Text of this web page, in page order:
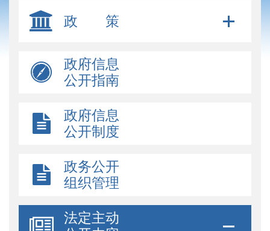
政 策
政府信息
公开指南
政府信息
公开制度
政务公开
组织管理
法定主动